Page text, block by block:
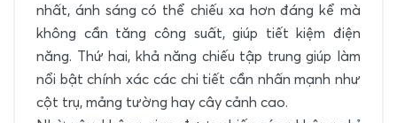
nhất, ánh sáng có thể chiếu xa hơn đáng kể mà
không cần tăng công suất, giúp tiết kiệm điện
năng. Thứ hai, khả năng chiếu tập trung giúp làm
nổi bật chính xác các chi tiết cần nhấn mạnh như
cột trụ, mảng tường hay cây cảnh cao.